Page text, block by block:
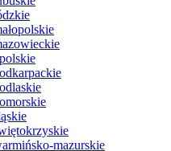
mazurskie